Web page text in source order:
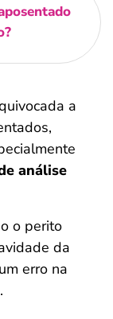
a
análise
o perito
da
erro na